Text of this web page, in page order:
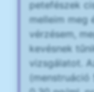
petefészek
melleim meg
vérzésem,
kevésnek
vizsgálatot.